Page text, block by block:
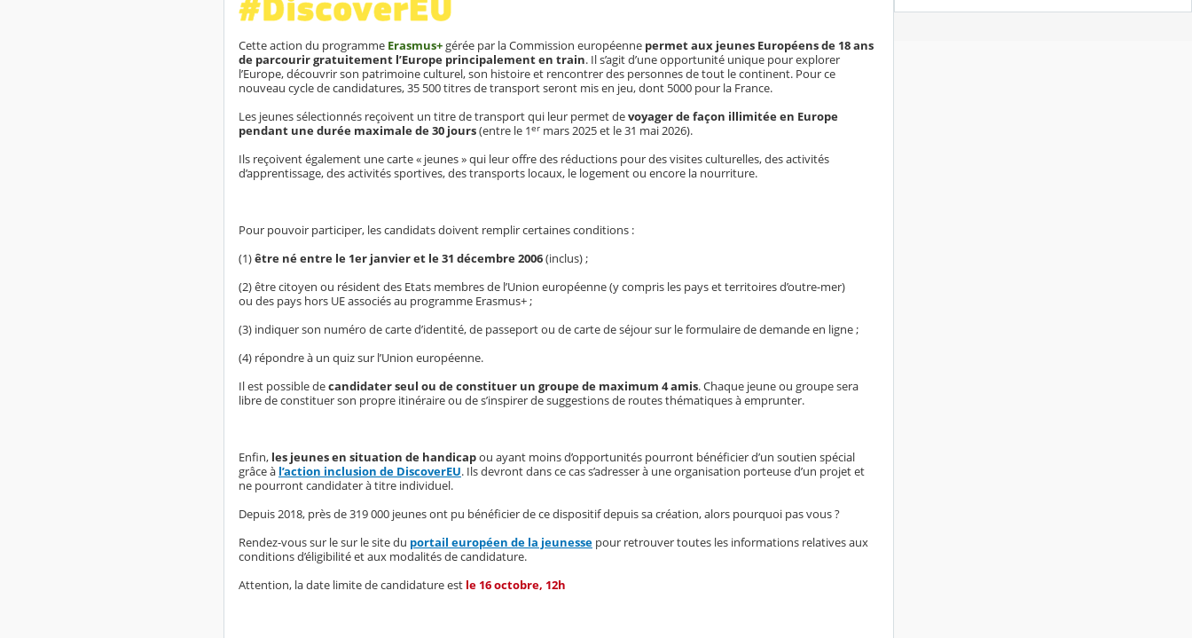
Cette action du programme Erasmus+gérée par la Commission européenne permet aux jeunes Européens de 18 ans
de parcourir gratuitement l’Europe principalement en train. Il s’agit d’une opportunité unique pour explorer
l’Europe, découvrir son patrimoine culturel, son histoire et rencontrer des personnes de tout le continent. Pour ce
nouveau cycle de candidatures, 35 500 titres de transport seront mis en jeu, dont 5000 pour la France.
Les jeunes sélectionnés reçoivent un titre de transport qui leur permet devoyager de façon illimitée en Europe
pendant une durée maximale de 30 jours(entre le 1er mars 2025 et le 31 mai 2026).
Ils reçoivent également une carte « jeunes » qui leur offre des réductions pour des visites culturelles, des activités
d’apprentissage, des activités sportives, des transports locaux, le logement ou encore la nourriture.
Pour pouvoir participer, les candidats doivent remplir certaines conditions :
(1)être né entre le 1er janvier et le 31 décembre 2006(inclus) ;
(2) être citoyen ou résident des Etats membres de l’Union européenne (y compris les pays et territoires d’outre-mer)
ou des pays hors UE associés au programme Erasmus+ ;
(3) indiquer son numéro de carte d’identité, de passeport ou de carte de séjour sur le formulaire de demande en ligne ;
(4) répondre à un quiz sur l’Union européenne.
Il est possible decandidater seul ou de constituer un groupe de maximum 4 amis. Chaque jeune ou groupe sera
libre de constituer son propre itinéraire ou de s’inspirer de suggestions de routes thématiques à emprunter.
Enfin, les jeunes en situation de handicapou ayant moins d’opportunités pourront bénéficier d’un soutien spécial
grâce à l’action inclusion de DiscoverEU. Ils devront dans ce cas s’adresser à une organisation porteuse d’un projet et
ne pourront candidater à titre individuel.
Depuis 2018, près de 319 000 jeunes ont pu bénéficier de ce dispositif depuis sa création, alors pourquoi pas vous ?
Rendez-vous sur le sur le site du portail européen de la jeunesse pour retrouver toutes les informations relatives aux
conditions d’éligibilité et aux modalités de candidature.
Attention, la date limite de candidature est le 16 octobre, 12h